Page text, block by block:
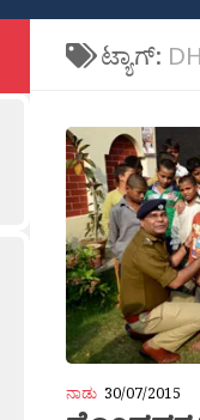
ಟ್ಯಾಗ್:
ನಾಡು 30/07/2015